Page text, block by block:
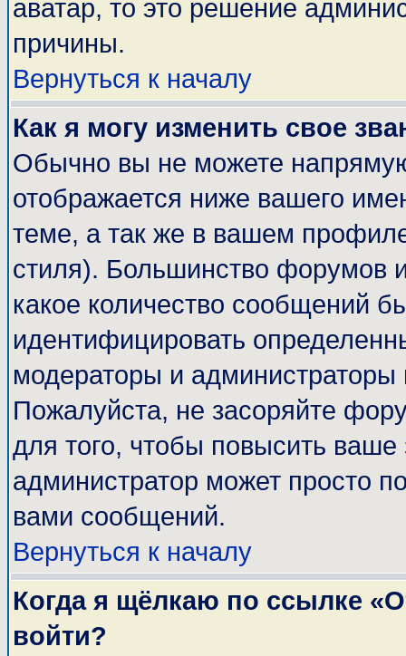
аватар, то это решение
причины.
Вернуться к началу
Как я могу изменить свое
Обычно вы не можете
отображается ниже вашего
теме, а так же в вашем
стиля). Большинство форумов
какое количество сообщений
идентифицировать
модераторы и администраторы
Пожалуйста, не засоряйте
для того, чтобы повысить
администратор может просто
вами сообщений.
Вернуться к началу
Когда я щёлкаю по ссылке
войти?